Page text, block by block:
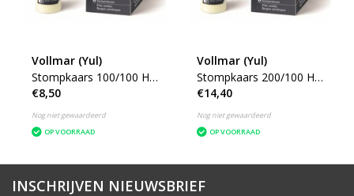
Vollmar (Yul)
Stompkaars 100/100 H/
Ø, 2 stuks
€8,50
Nog niet gewaardeerd
OP VOORRAAD
Vollmar (Yul)
Stompkaars 200/100 H/
Ø, 2 stuks
€14,40
Nog niet gewaardeerd
OP VOORRAAD
INSCHRIJVEN NIEUWSBRIEF